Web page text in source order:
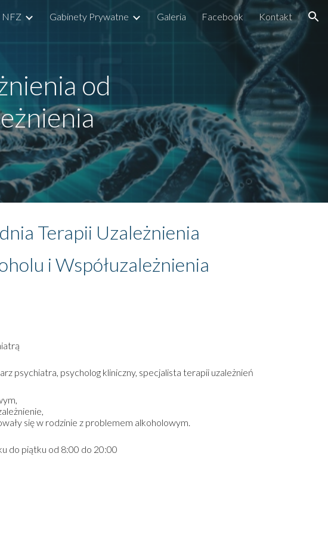
to navigation
NFZ Gabinety Prywatne Galeria Facebook Kontakt
od
Terapii Uzależnienia
i Współuzależnienia
psychiatra, psycholog kliniczny, specjalista terapii uzależnień
się w rodzinie z problemem alkoholowym.
do piątku od 8:00 do 20:00